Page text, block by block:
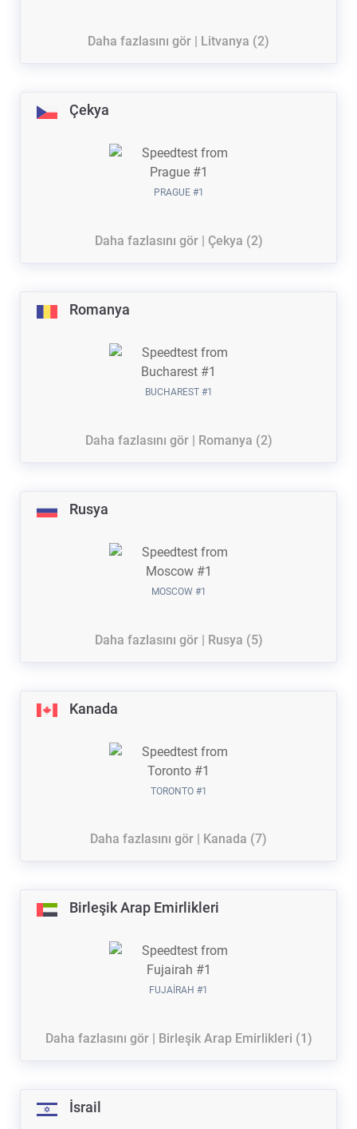
Daha fazlasını gör | Litvanya (2)
Çekya
PRAGUE #1
Daha fazlasını gör | Çekya (2)
Romanya
BUCHAREST #1
Daha fazlasını gör | Romanya (2)
Rusya
MOSCOW #1
Daha fazlasını gör | Rusya (5)
Kanada
TORONTO #1
Daha fazlasını gör | Kanada (7)
Birleşik Arap Emirlikleri
FUJAIRAH #1
Daha fazlasını gör | Birleşik Arap Emirlikleri (1)
İsrail